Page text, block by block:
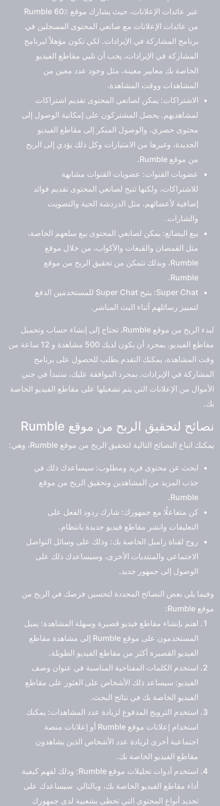
عبر عائدات الإعلانات، حيث يشارك موقع Rumble 60٪
من عائدات الإعلانات مع صانعي المحتوى المسجلين في
برنامج المشاركة في الإيرادات. لكي تكون مؤهلاً لبرنامج
المشاركة في الإيرادات، يجب أن تلبي مقاطع الفيديو
الخاصة بك معايير معينة، مثل وجود عدد معين من
المشاهدات ووقت المشاهدة.
الاشتراكات: يمكن لصانعي المحتوى تقديم اشتراكات
لمشاهديهم. يحصل المشتركون على إمكانية الوصول إلى
محتوى حصري، والوصول المبكر إلى مقاطع الفيديو
الجديدة، وغيرها من الامتيازات وكل ذلك يؤدي إلى الربح
من موقع Rumble.
عضويات القنوات: عضويات القنوات مشابهة
للاشتراكات، ولكنها تتيح لصانعي المحتوى تقديم فوائد
إضافية لأعضائهم، مثل الدردشة الحية والتصويت
والشارات.
بيع البضائع: يمكن لصانعي المحتوى بيع سلعهم الخاصة،
مثل القمصان والقبعات والأكواب، من خلال موقع
Rumble، وبذلك تتمكن من تحقيق الربح من موقع
Rumble.
Super Chat: يتيح Super Chat للمستخدمين الدفع
لتمييز رسائلهم أثناء البث المباشر.
لبدء الربح من موقع Rumble، تحتاج إلى إنشاء حساب وتحميل
مقاطع الفيديو. بمجرد أن يكون لديك 500 مشاهدة و 12 ساعة من
وقت المشاهدة، يمكنك التقدم بطلب للحصول على برنامج
المشاركة في الإيرادات. بمجرد الموافقة عليك، ستبدأ في جني
الأموال من الإعلانات التي يتم تشغيلها على مقاطع الفيديو الخاصة
بك.
نصائح لتحقيق الربح من موقع Rumble
يمكنك اتباع النصائح التالية لتحقيق الربح من موقع Rumble، وهي:
ابحث عن محتوى فريد ومطلوب: سيساعدك ذلك في
جذب المزيد من المشاهدين وتحقيق الربح من موقع
Rumble.
كن متفاعلًا مع جمهورك: شارك ردود الفعل على
التعليقات وانشر مقاطع فيديو جديدة بانتظام.
روج لقناة رامبل الخاصة بك: وذلك على وسائل التواصل
الاجتماعي والمنتديات الأخرى، وسيساعدك ذلك على
الوصول إلى جمهور جديد.
وفيما يلي بعض النصائح المحددة لتحسين فرصك في الربح من
موقع Rumble:
اهتم بإنشاء مقاطع فيديو قصيرة وسهلة المشاهدة: يميل
المستخدمون على موقع Rumble إلى مشاهدة مقاطع
الفيديو القصيرة أكثر من مقاطع الفيديو الطويلة.
استخدم الكلمات المفتاحية المناسبة في عنوان وصف
الفيديو: سيساعد ذلك الأشخاص على العثور على مقاطع
الفيديو الخاصة بك في نتائج البحث.
استخدم الترويج المدفوع لزيادة عدد المشاهدات: يمكنك
استخدام إعلانات موقع Rumble أو إعلانات منصة
اجتماعية أخرى لزيادة عدد الأشخاص الذين يشاهدون
مقاطع الفيديو الخاصة بك.
استخدم أدوات تحليلات موقع Rumble: وذلك لفهم كيفية
أداء مقاطع الفيديو الخاصة بك، وبالتالي سيساعدك على
تحديد أنواع المحتوى التي تحظى بشعبية لدى جمهورك